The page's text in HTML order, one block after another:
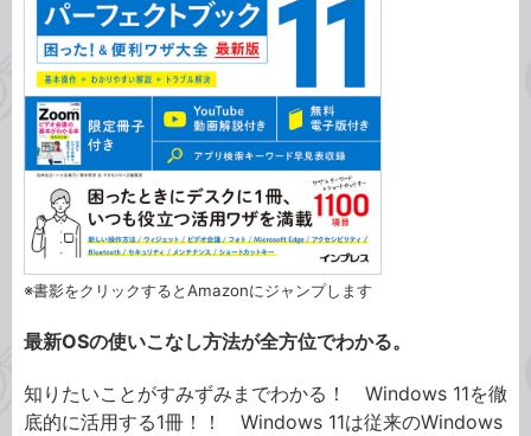
※書影をクリックするとAmazonにジャンプします
最新OSの使いこなし方法が全方位でわかる。
知りたいことがすみずみまでわかる！ Windows 11を徹
底的に活用する1冊！！ Windows 11は従来のWindows